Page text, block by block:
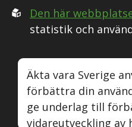
Följ oss i
Äkta vara
Den här
statistik och
Äkta vara Sverige
förbättra din
ge underlag till
vidareutveckling av